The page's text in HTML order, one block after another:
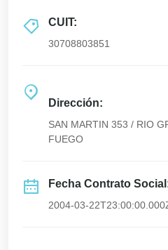
CUIT:
30708803851
Dirección:
SAN MARTIN 353 / RIO
FUEGO
Fecha Contrato
2004-03-